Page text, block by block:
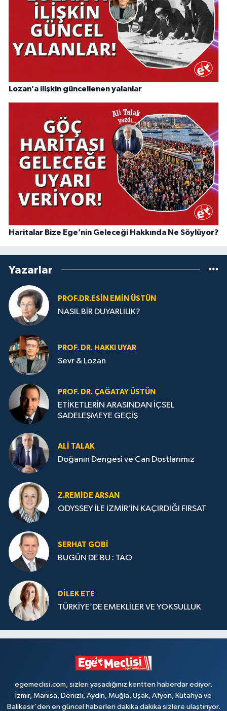
Lozan’a ilişkin güncellenen yalanlar
Haritalar Bize Ege’nin Geleceği Hakkında Ne Söylüyor?
Yazarlar
PROF.DR.ESIN EMIN ÜSTÜN
NASIL BİR DUYARLILIK?
PROF. DR. HAKKI UYAR
Sevr & Lozan
PROF. DR. ÇAĞATAY ÜSTÜN
ETİKETLERİN ARASINDAN İÇSEL
SADELEŞMEYE GEÇİŞ
ALI TALAK
Doğanın Dengesi ve Can Dostlarımız
Z.REMIDE ARSAN
ODYSSEY İLE İZMİR’İN KAÇIRDIĞI FIRSAT
SERHAT GOBİ
BUGÜN DE BU : TAO
DILEK ETE
TÜRKİYE’DE EMEKLİLER VE YOKSULLUK
egemeclisi.com, sizleri yaşadığınız kentten haberdar ediyor.
İzmir, Manisa, Denizli, Aydın, Muğla, Uşak, Afyon, Kütahya ve
Balıkesir'den en güncel haberleri dakika dakika sizlere ulaştırıyor.